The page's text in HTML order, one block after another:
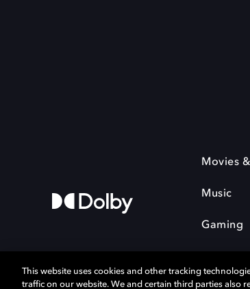
Movies
Music
Gaming
This website uses cookies and other tracking
traffic on our website. We and certain third parties also